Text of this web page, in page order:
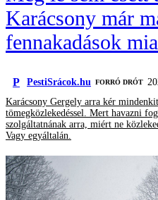
Karácsony már
fennakadások
P PestiSrácok.hu FORRÓ DRÓT
Karácsony Gergely arra kér
tömegközlekedéssel. Mert havazni
szolgáltatnának arra, miért ne
Vagy egyáltalán.